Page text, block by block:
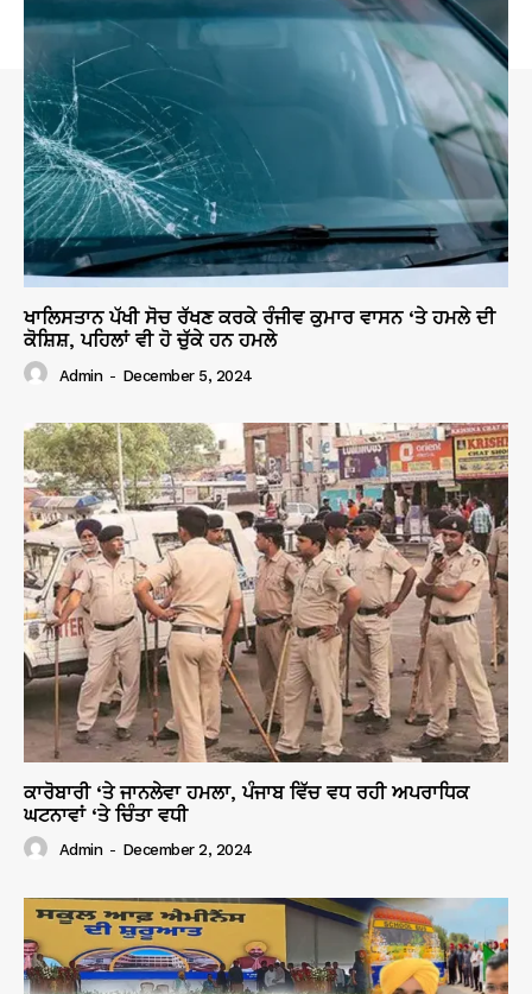
ਖਾਲਿਸਤਾਨ ਪੱਖੀ ਸੋਚ ਰੱਖਣ ਕਰਕੇ ਰੰਜੀਵ ਕੁਮਾਰ ਵਾਸਨ ‘ਤੇ ਹਮਲੇ ਦੀ
ਕੋਸ਼ਿਸ਼, ਪਹਿਲਾਂ ਵੀ ਹੋ ਚੁੱਕੇ ਹਨ ਹਮਲੇ
Admin - December 5, 2024
ਕਾਰੋਬਾਰੀ ‘ਤੇ ਜਾਨਲੇਵਾ ਹਮਲਾ, ਪੰਜਾਬ ਵਿੱਚ ਵਧ ਰਹੀ ਅਪਰਾਧਿਕ
ਘਟਨਾਵਾਂ ‘ਤੇ ਚਿੰਤਾ ਵਧੀ
Admin - December 2, 2024